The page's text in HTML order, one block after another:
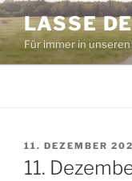
Zum
Inhalt
springen
LASSE
Für immer in
VERÖFFENTLICHT
AM
11. DEZEMBER
11.